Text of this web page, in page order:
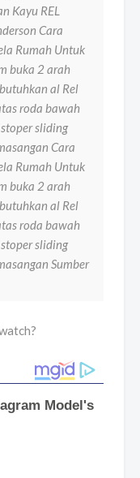
Kayu REL
Cara
Rumah Untuk
buka 2 arah
al Rel
roda bawah
sliding
Cara
Rumah Untuk
buka 2 arah
al Rel
roda bawah
sliding
Sumber